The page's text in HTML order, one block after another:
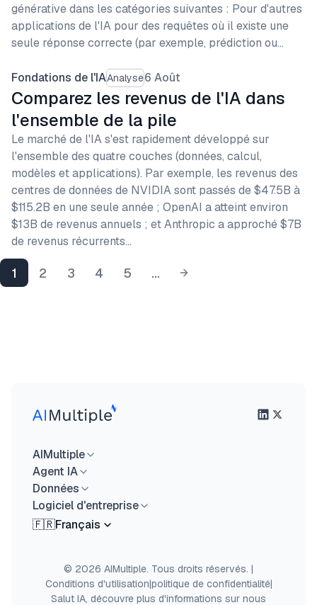
générative dans les catégories suivantes : Pour d'autres
applications de l'IA pour des requêtes où il existe une
seule réponse correcte (par exemple, prédiction ou…
Fondations de l'IAAnalyse6 Août
Comparez les revenus de l'IA dans
l'ensemble de la pile
Le marché de l'IA s'est rapidement développé sur
l'ensemble des quatre couches (données, calcul,
modèles et applications). Par exemple, les revenus des
centres de données de NVIDIA sont passés de $47.5B à
$115.2B en une seule année ; OpenAI a atteint environ
$13B de revenus annuels ; et Anthropic a approché $7B
de revenus récurrents…
1 2 3 4 5 ...
AIMultiple
Agent IA
Données
Logiciel d'entreprise
🇫🇷Français
© 2026 AIMultiple. Tous droits réservés. |
Conditions d'utilisation|politique de confidentialité|
Salut IA, découvre plus d'informations sur nous